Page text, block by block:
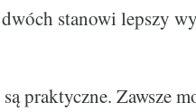
stanowi lepszy
praktyczne. Zawsze